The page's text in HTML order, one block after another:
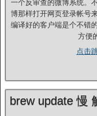
一个反审查的微博系统。
博那样打开网页登录帐号
编译好的客户端是个不错
方便
点击
brew update 慢